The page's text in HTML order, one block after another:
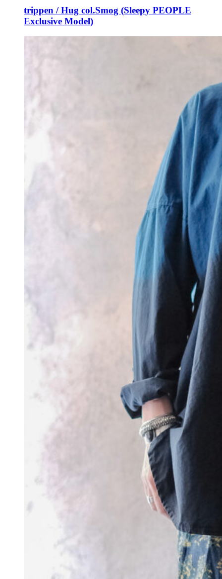
trippen / Hug col.Smog (Sleepy PEOPLE
Exclusive Model)